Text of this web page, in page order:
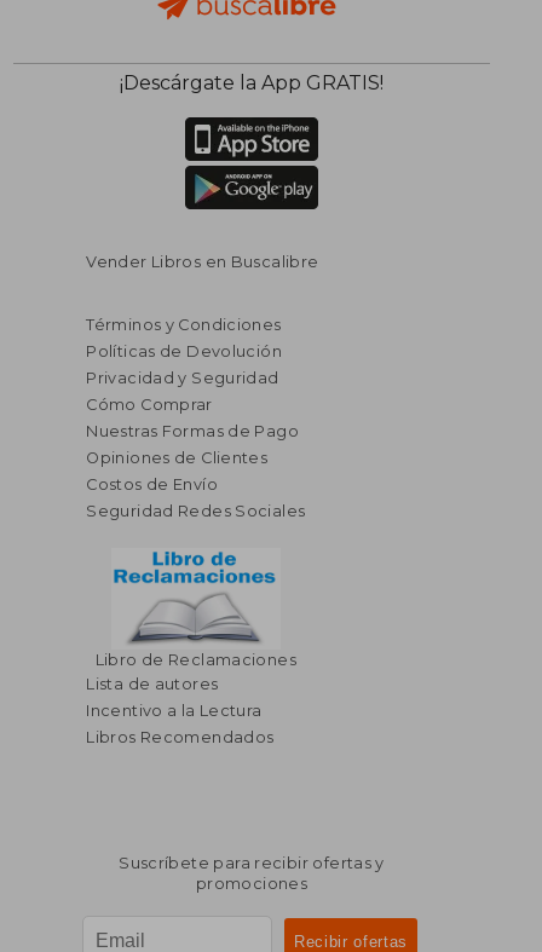
$ 254.39
$ 139.92
40%
dcto.
45%
dcto.
$ 552.91
$ 304.10
¡Descárgate la App GRATIS!
Vender Libros en Buscalibre
Términos y Condiciones
Políticas de Devolución
Privacidad y Seguridad
Cómo Comprar
Nuestras Formas de Pago
Opiniones de Clientes
Costos de Envío
Seguridad Redes Sociales
Libro de Reclamaciones
Lista de autores
Incentivo a la Lectura
Libros Recomendados
Suscríbete para recibir ofertas y
promociones